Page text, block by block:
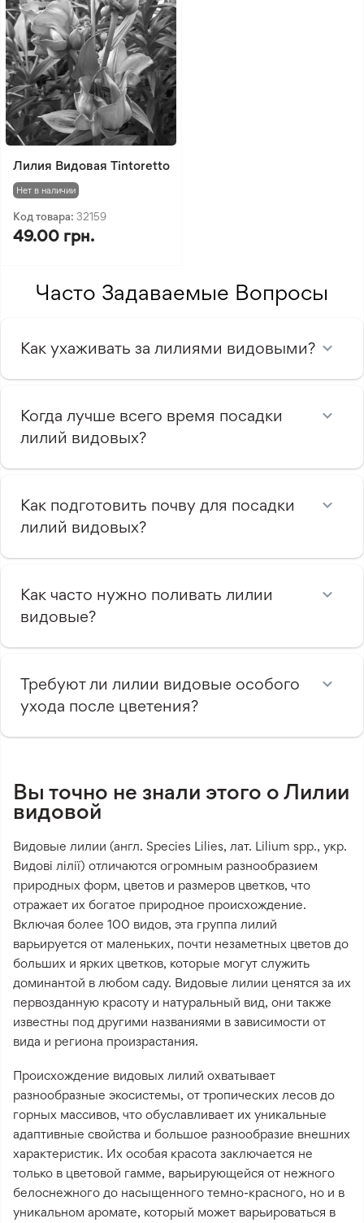
Лилия Видовая Tintoretto
Нет в наличии
Код товара: 32159
49.00 грн.
Часто Задаваемые Вопросы
Как ухаживать за лилиями видовыми?
Когда лучше всего время посадки
лилий видовых?
Как подготовить почву для посадки
лилий видовых?
Как часто нужно поливать лилии
видовые?
Требуют ли лилии видовые особого
ухода после цветения?
Вы точно не знали этого о Лилии
видовой
Видовые лилии (англ. Species Lilies, лат. Lilium spp., укр.
Видові лілії) отличаются огромным разнообразием
природных форм, цветов и размеров цветков, что
отражает их богатое природное происхождение.
Включая более 100 видов, эта группа лилий
варьируется от маленьких, почти незаметных цветов до
больших и ярких цветков, которые могут служить
доминантой в любом саду. Видовые лилии ценятся за их
первозданную красоту и натуральный вид, они также
известны под другими названиями в зависимости от
вида и региона произрастания.
Происхождение видовых лилий охватывает
разнообразные экосистемы, от тропических лесов до
горных массивов, что обуславливает их уникальные
адаптивные свойства и большое разнообразие внешних
характеристик. Их особая красота заключается не
только в цветовой гамме, варьирующейся от нежного
белоснежного до насыщенного темно-красного, но и в
уникальном аромате, который может варьироваться в